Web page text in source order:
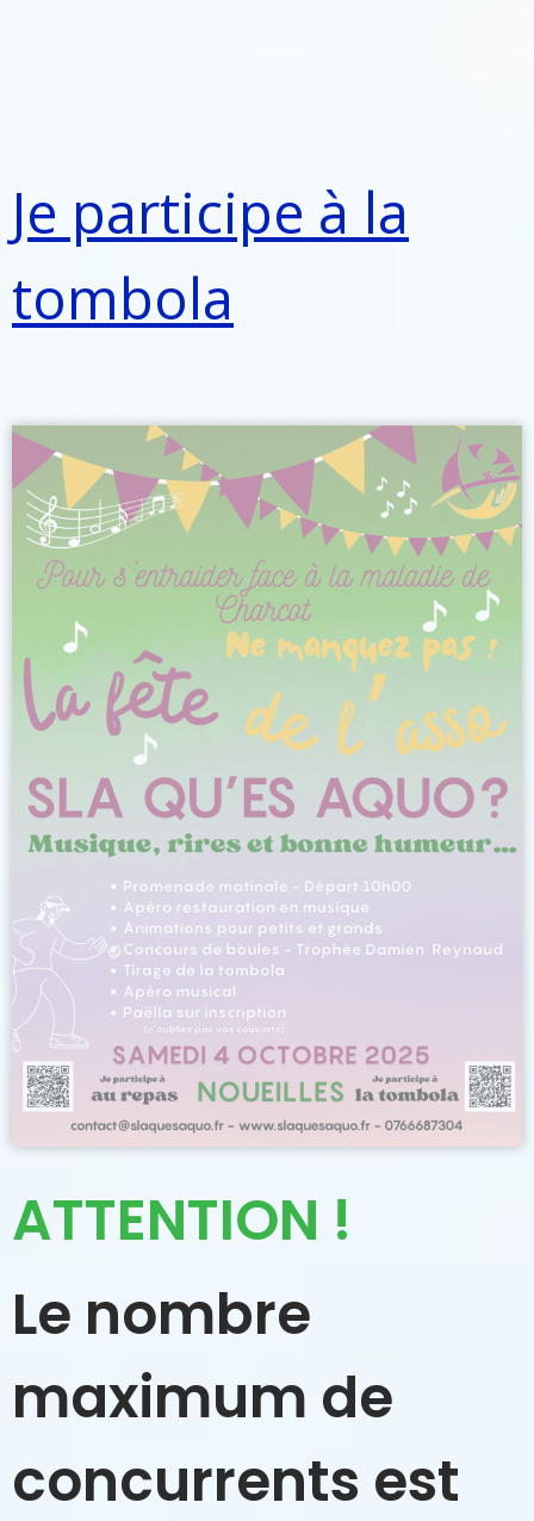
Je participe à la
tombola
ATTENTION !
Le nombre
maximum de
concurrents est